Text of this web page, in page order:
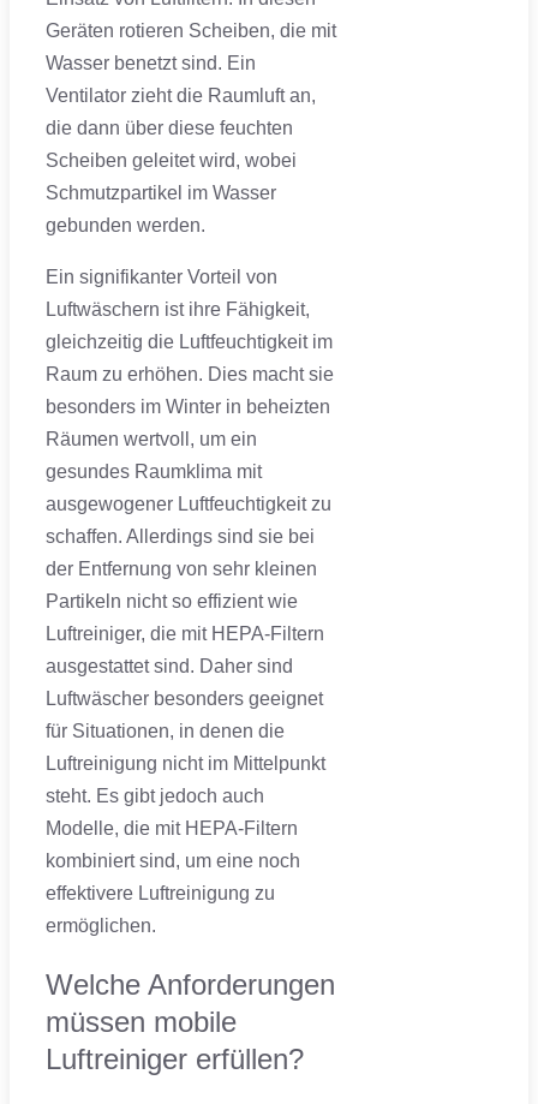
Geräten rotieren Scheiben, die mit
Wasser benetzt sind. Ein
Ventilator zieht die Raumluft an,
die dann über diese feuchten
Scheiben geleitet wird, wobei
Schmutzpartikel im Wasser
gebunden werden.
Ein signifikanter Vorteil von
Luftwäschern ist ihre Fähigkeit,
gleichzeitig die Luftfeuchtigkeit im
Raum zu erhöhen. Dies macht sie
besonders im Winter in beheizten
Räumen wertvoll, um ein
gesundes Raumklima mit
ausgewogener Luftfeuchtigkeit zu
schaffen. Allerdings sind sie bei
der Entfernung von sehr kleinen
Partikeln nicht so effizient wie
Luftreiniger, die mit HEPA-Filtern
ausgestattet sind. Daher sind
Luftwäscher besonders geeignet
für Situationen, in denen die
Luftreinigung nicht im Mittelpunkt
steht. Es gibt jedoch auch
Modelle, die mit HEPA-Filtern
kombiniert sind, um eine noch
effektivere Luftreinigung zu
ermöglichen.
Welche Anforderungen
müssen mobile
Luftreiniger erfüllen?